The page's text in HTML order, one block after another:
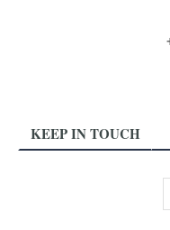
KEEP IN TOUCH